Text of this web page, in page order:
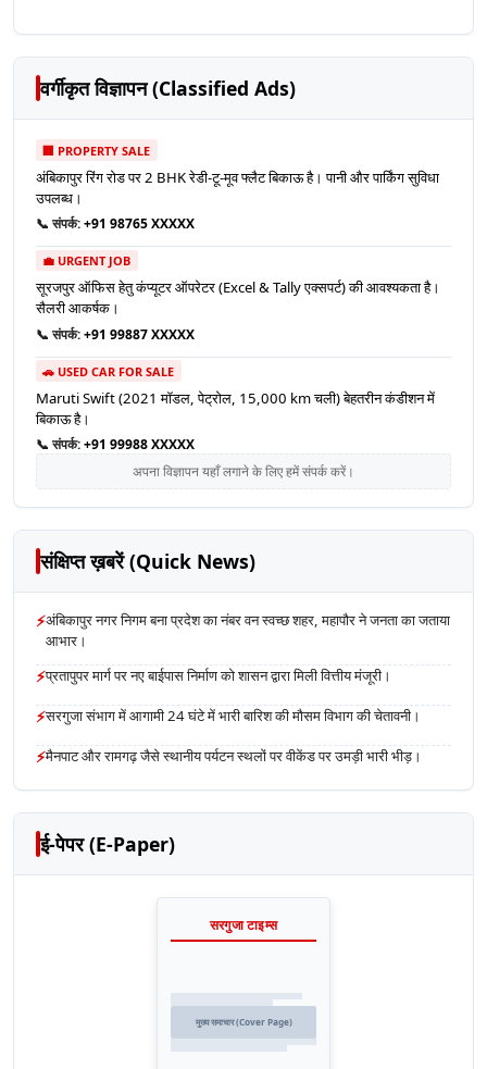
वर्गीकृत विज्ञापन (Classified Ads)
🏢 PROPERTY SALE
अंबिकापुर रिंग रोड पर 2 BHK रेडी-टू-मूव फ्लैट बिकाऊ है। पानी और पार्किंग सुविधा
उपलब्ध।
📞 संपर्क:+91 98765 XXXXX
💼 URGENT JOB
सूरजपुर ऑफिस हेतु कंप्यूटर ऑपरेटर (Excel & Tally एक्सपर्ट) की आवश्यकता है।
सैलरी आकर्षक।
📞 संपर्क:+91 99887 XXXXX
🚗 USED CAR FOR SALE
Maruti Swift (2021 मॉडल, पेट्रोल, 15,000 km चली) बेहतरीन कंडीशन में
बिकाऊ है।
📞 संपर्क:+91 99988 XXXXX
अपना विज्ञापन यहाँ लगाने के लिए हमें संपर्क करें।
संक्षिप्त ख़बरें (Quick News)
⚡अंबिकापुर नगर निगम बना प्रदेश का नंबर वन स्वच्छ शहर, महापौर ने जनता का जताया
आभार।
⚡प्रतापुपर मार्ग पर नए बाईपास निर्माण को शासन द्वारा मिली वित्तीय मंजूरी।
⚡सरगुजा संभाग में आगामी 24 घंटे में भारी बारिश की मौसम विभाग की चेतावनी।
⚡मैनपाट और रामगढ़ जैसे स्थानीय पर्यटन स्थलों पर वीकेंड पर उमड़ी भारी भीड़।
ई-पेपर (E-Paper)
सरगुजा टाइम्स
मुख्य समाचार (Cover Page)